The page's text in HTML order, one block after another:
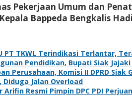
Pekerjaan Umum dan
Bappeda Bengkalis
PT TKWL Terindikasi Terlantar,
Pendidikan, Bupati Siak
Perusahaan, Komisi II DPRD Siak
Diduga Jalan Overload
Resmi Pimpin DPC PDI